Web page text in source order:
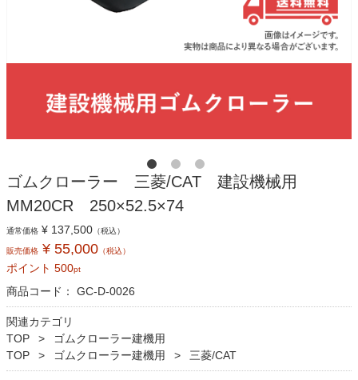
ゴムクローラー 三菱/CAT 建設機械用
MM20CR 250×52.5×74
通常価格 ¥ 137,500 （税込）
販売価格 ¥ 55,000 （税込）
ポイント 500pt
商品コード： GC-D-0026
関連カテゴリ
TOP
ゴムクローラー建機用
TOP
ゴムクローラー建機用 三菱/CAT